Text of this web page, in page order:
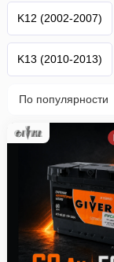
K12 (2002-2007)
K13 (2010-2013)